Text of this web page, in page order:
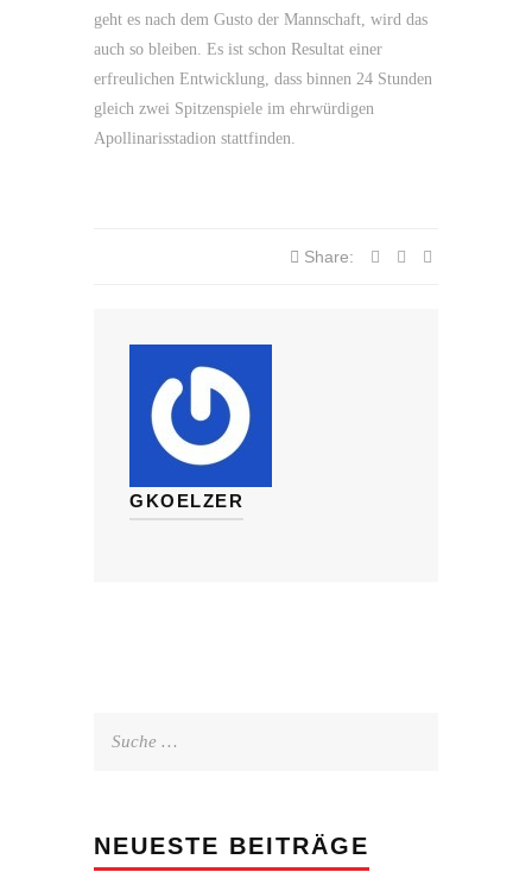
geht es nach dem Gusto der Mannschaft, wird das
auch so bleiben. Es ist schon Resultat einer
erfreulichen Entwicklung, dass binnen 24 Stunden
gleich zwei Spitzenspiele im ehrwürdigen
Apollinarisstadion stattfinden.
Share:
GKOELZER
NEUESTE BEITRÄGE